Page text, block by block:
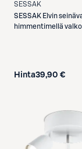
SESSAK
SESSAK Elvin
himmentimellä
Hinta39,90 €